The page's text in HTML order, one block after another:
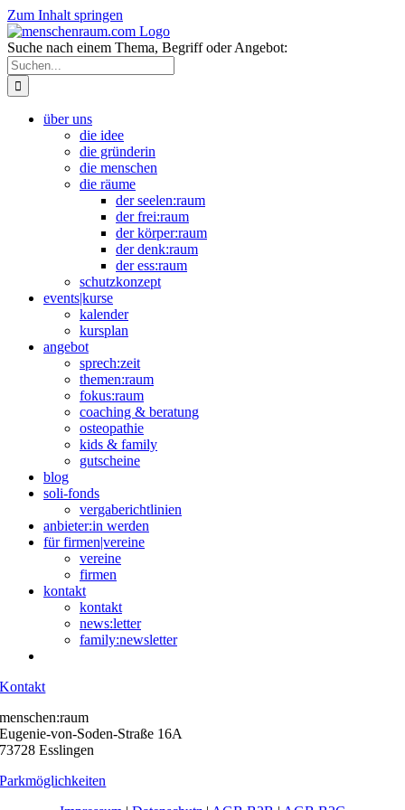
Zum Inhalt springen
Suche nach einem Thema, Begriff oder Angebot:
über uns
die idee
die gründerin
die menschen
die räume
der seelen:raum
der frei:raum
der körper:raum
der denk:raum
der ess:raum
schutzkonzept
events|kurse
kalender
kursplan
angebot
sprech:zeit
themen:raum
fokus:raum
coaching & beratung
osteopathie
kids & family
gutscheine
blog
soli-fonds
vergaberichtlinien
anbieter:in werden
für firmen|vereine
vereine
firmen
kontakt
kontakt
news:letter
family:newsletter
Kontakt
menschen:raum
Eugenie-von-Soden-Straße 16A
73728 Esslingen
Parkmöglichkeiten